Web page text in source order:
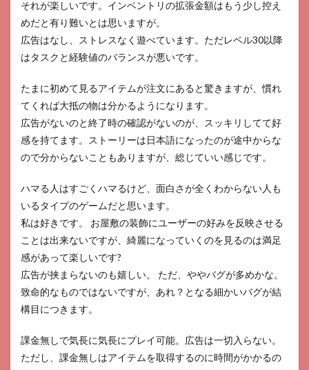
それが楽しいです。インベントリの拡張金額はもう少し控え
めだと有り難いとは思いますが。
広告はなし、ストレスなく遊べています。ただレベル30以降
はタスクと経験値のバランスが悪いです。
たまに初めて見るアイテムが注文にあると驚きますが、慣れ
てくれば大抵の物は分かるようになります。
広告がないのと終了時の確認がないのが、スッキリしてて好
感を持てます。ストーリーは日本語になったのが途中からな
ので分からないこともありますが、総じていい感じです。
ハマる人はすごくハマるけど、面白さが全くわからない人も
いるタイプのゲームだと思います。
私は好きです。 お屋敷の装飾にユーザーの好みを反映させる
ことは出来ないですが、綺麗になっていくのを見るのは満足
感があって楽しいです?
広告が挟まらないのも嬉しい。 ただ、ややバグが多めかな。
致命的なものではないですが、あれ？となる細かいバグが結
構目につきます。
課金無しで気長に気長にプレイ可能。広告は一切入らない。
ただし、課金無しはアイテムを取得するのに時間がかかるの